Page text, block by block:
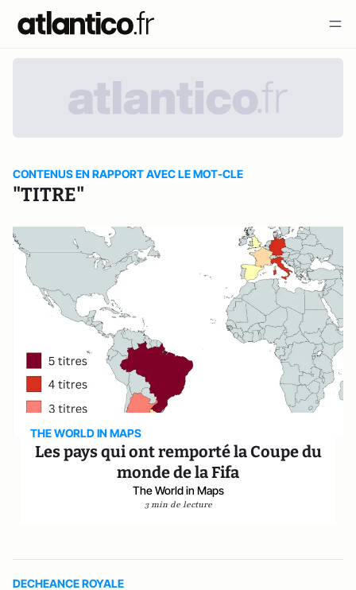
CONTENUS EN RAPPORT AVEC LE MOT-CLE
"TITRE"
THE WORLD IN MAPS
Les pays qui ont remporté la Coupe du
monde de la Fifa
The World in Maps
3 min de lecture
DECHEANCE ROYALE